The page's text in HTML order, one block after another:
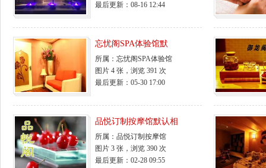
最后更新：08-16 12:44
忘忧阁SPA体验馆默
所属： 忘忧阁SPA体验馆
图片 4 张，浏览 391 次
最后更新：05-30 17:00
品悦订制按摩馆默认相
所属： 品悦订制按摩馆
图片 3 张，浏览 390 次
最后更新：02-28 09:55